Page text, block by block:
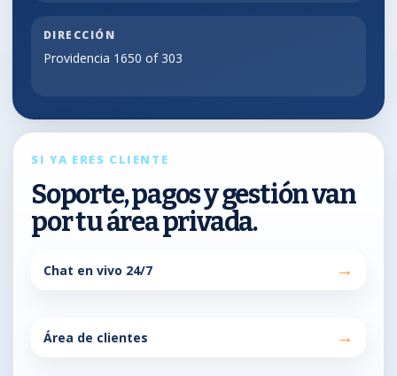
DIRECCIÓN
Providencia 1650 of 303
SI YA ERES CLIENTE
Soporte, pagos y gestión van
por tu área privada.
Chat en vivo 24/7
Área de clientes